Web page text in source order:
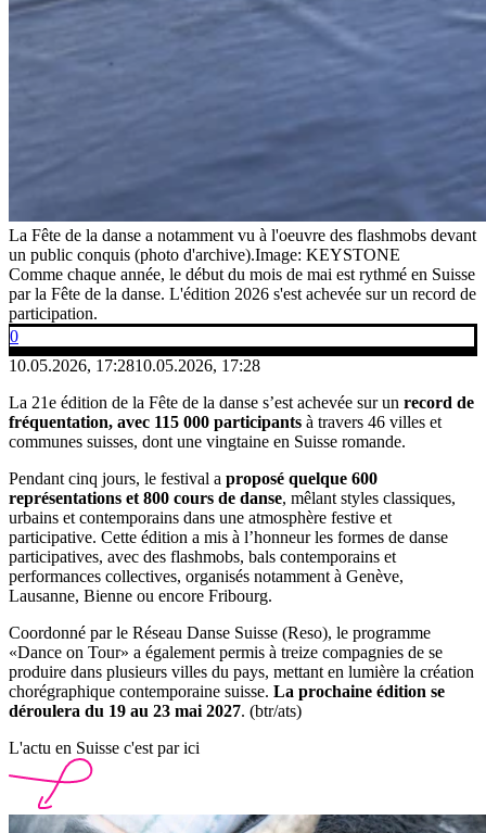
La Fête de la danse a notamment vu à l'oeuvre des flashmobs devant
un public conquis (photo d'archive).Image: KEYSTONE
Comme chaque année, le début du mois de mai est rythmé en Suisse
par la Fête de la danse. L'édition 2026 s'est achevée sur un record de
participation.
0
10.05.2026, 17:2810.05.2026, 17:28
La 21e édition de la Fête de la danse s’est achevée sur un record de
fréquentation, avec 115 000 participants à travers 46 villes et
communes suisses, dont une vingtaine en Suisse romande.
Pendant cinq jours, le festival a proposé quelque 600
représentations et 800 cours de danse, mêlant styles classiques,
urbains et contemporains dans une atmosphère festive et
participative. Cette édition a mis à l’honneur les formes de danse
participatives, avec des flashmobs, bals contemporains et
performances collectives, organisés notamment à Genève,
Lausanne, Bienne ou encore Fribourg.
Coordonné par le Réseau Danse Suisse (Reso), le programme
«Dance on Tour» a également permis à treize compagnies de se
produire dans plusieurs villes du pays, mettant en lumière la création
chorégraphique contemporaine suisse. La prochaine édition se
déroulera du 19 au 23 mai 2027. (btr/ats)
L'actu en Suisse c'est par ici